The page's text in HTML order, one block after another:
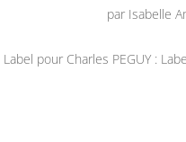
par Isabelle
pour Charles PEGUY :